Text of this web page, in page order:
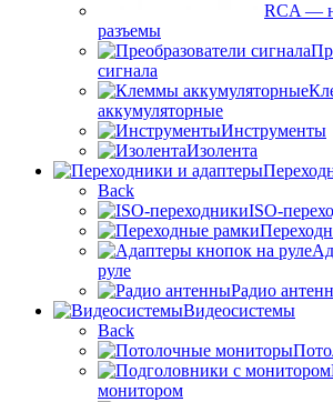
RCA —
разъемы
сигнала
аккумуляторные
Инструменты
Изолента
Back
ISO-
руле
Радио
Видеосистемы
Back
монитором